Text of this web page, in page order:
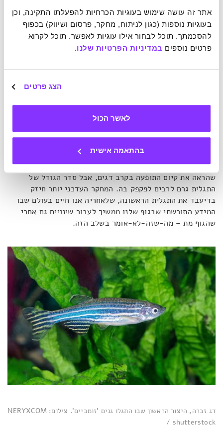
פרטים נוספים במדיניות הפרטיות שלנו.
הצג פרטים
לאשר הכול
בהתאמה אישית
"והנה שאלה נוספת עבורכם", מציגים בווידיאו את הנוק-אאוט,
"אם הכול ביקום עשוי מאותם דברים, האם זה אומר שהכול
ביקום מת, או שהכול ביקום חי?"ואם לגזור השערה מהשאלה
הזו, האם היקום הוא מערכת חיה או מערכת מתה? אם היא מתה,
הם חיים?
אלא גם מיצירות ההזיה של סלבדור דאלי, אולי תשמחו לגלות כי
בשנת 2018 התפרסם מחקר של המרכז לרגולציה גנטית
בברצלונה, אשר הוכיח כי לאחר שבני אדם מתים, מופעלים
Discoverכ"גני-זומבי"
הספרותית של המתים השבים לחיים. קדם לפרסום מחקר מ-2016
שהראה את קיום התופעה בקרב דגים, אבל סדר הגודל של
התגלית גרם לרבים לפקפק בה. המחקר העדכני יותר חיזק
בדיעבד את התגלית הראשונה, שלאחריה אנו חיים בעולם שבו
המידע התורשתי שבגוף שלנו ממשיך לעבור שינויים גם אחרי
שהגוף מת – מה-שזה-לא-אומר בשלב הזה.
דג זברה, היצור הראשון שבו התגלו גנים 'זומביים'. צילום: NERYXCOM
/ shutterstock